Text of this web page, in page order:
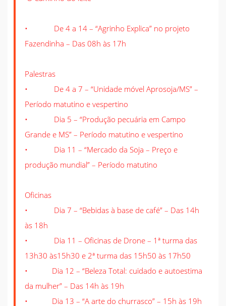
• De 4 a 14 – “Agrinho Explica” no projeto
Fazendinha – Das 08h às 17h
Palestras
• De 4 a 7 – “Unidade móvel Aprosoja/MS” –
Período matutino e vespertino
• Dia 5 – “Produção pecuária em Campo
Grande e MS” – Período matutino e vespertino
• Dia 11 – “Mercado da Soja – Preço e
produção mundial” – Período matutino
Oficinas
• Dia 7 – “Bebidas à base de café” – Das 14h
às 18h
• Dia 11 – Oficinas de Drone – 1ª turma das
13h30 às15h30 e 2ª turma das 15h50 às 17h50
• Dia 12 – “Beleza Total: cuidado e autoestima
da mulher” – Das 14h às 19h
• Dia 13 – “A arte do churrasco” – 15h às 19h